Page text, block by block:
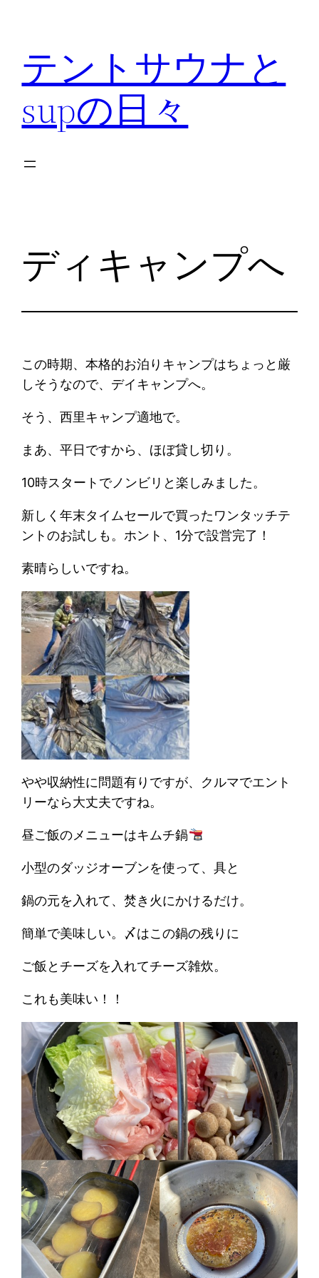
テントサウナと
supの日々
ディキャンプへ
この時期、本格的お泊りキャンプはちょっと厳
しそうなので、デイキャンプへ。
そう、西里キャンプ適地で。
まあ、平日ですから、ほぼ貸し切り。
10時スタートでノンビリと楽しみました。
新しく年末タイムセールで買ったワンタッチテ
ントのお試しも。ホント、1分で設営完了！
素晴らしいですね。
やや収納性に問題有りですが、クルマでエント
リーなら大丈夫ですね。
昼ご飯のメニューはキムチ鍋
小型のダッジオーブンを使って、具と
鍋の元を入れて、焚き火にかけるだけ。
簡単で美味しい。〆はこの鍋の残りに
ご飯とチーズを入れてチーズ雑炊。
これも美味い！！